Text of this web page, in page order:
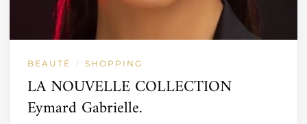
BEAUTÉ / SHOPPING
LA NOUVELLE COLLECTION
Eymard Gabrielle.